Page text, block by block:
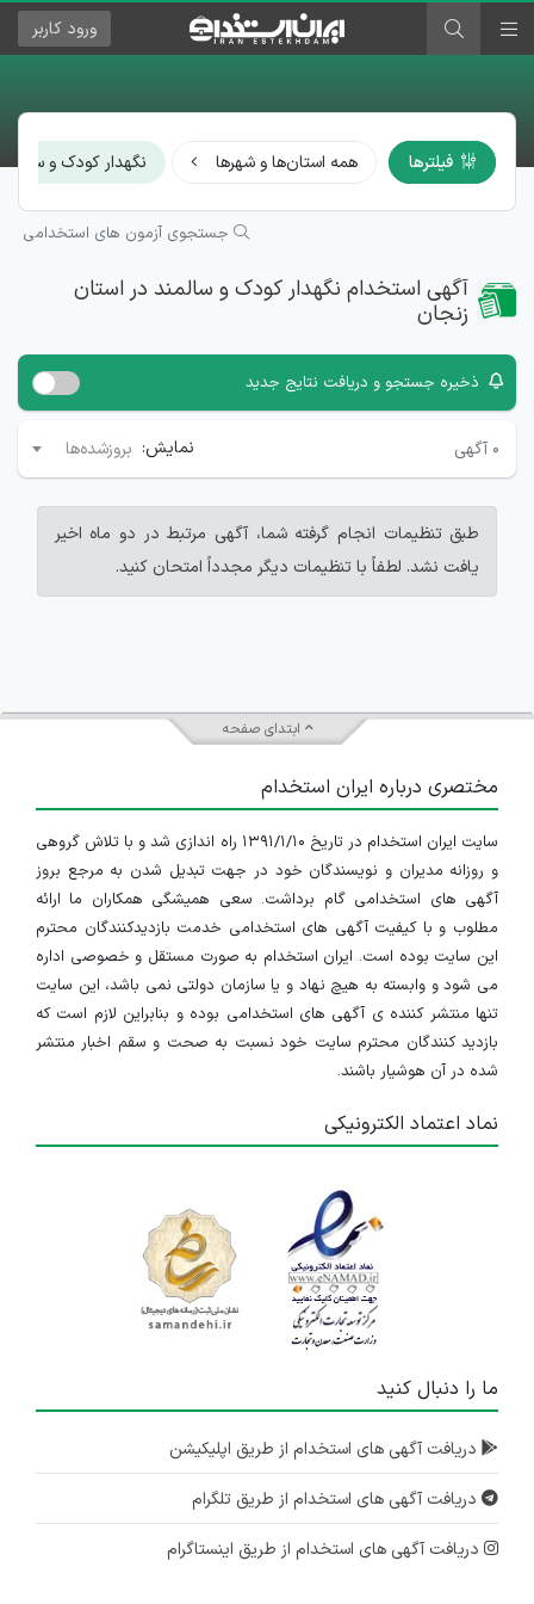
ورود کاربر
فیلترها همه استان‌ها و شهرها نگهدار کودک و سالمند
جستجوی آزمون های استخدامی
آگهی استخدام نگهدار کودک و سالمند در استان
زنجان
ذخیره جستجو و دریافت نتایج جدید
۰ آگهی نمایش: بروزشده‌ها
طبق تنظیمات انجام گرفته شما، آگهی مرتبط در دو ماه اخیر
یافت نشد. لطفاً با تنظیمات دیگر مجدداً امتحان کنید.
ابتدای صفحه
مختصری درباره ایران استخدام
سایت ایران استخدام در تاریخ ۱۳۹۱/۱/۱۰ راه اندازی شد و با تلاش گروهی
و روزانه مدیران و نویسندگان خود در جهت تبدیل شدن به مرجع بروز
آگهی های استخدامی گام برداشت. سعی همیشگی همکاران ما ارائه
مطلوب و با کیفیت آگهی های استخدامی خدمت بازدیدکنندگان محترم
این سایت بوده است. ایران استخدام به صورت مستقل و خصوصی اداره
می شود و وابسته به هیچ نهاد و یا سازمان دولتی نمی باشد، این سایت
تنها منتشر کننده ی آگهی های استخدامی بوده و بنابراین لازم است که
بازدید کنندگان محترم سایت خود نسبت به صحت و سقم اخبار منتشر
شده در آن هوشیار باشند.
نماد اعتماد الکترونیکی
ما را دنبال کنید
دریافت آگهی های استخدام از طریق اپلیکیشن
دریافت آگهی های استخدام از طریق تلگرام
دریافت آگهی های استخدام از طریق اینستاگرام